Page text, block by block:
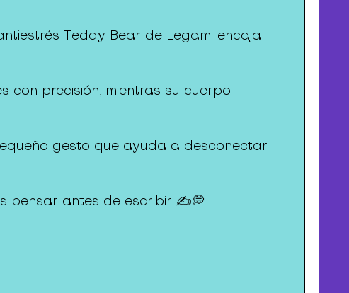
Teddy Bear de Legami encaja
con precisión, mientras su cuerpo
gesto que ayuda a desconectar
pensar antes de escribir ✍️💭.